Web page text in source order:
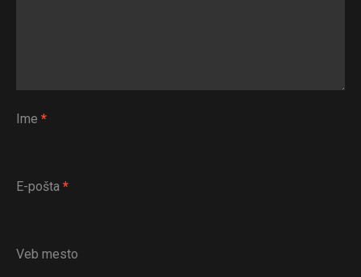
Ime *
E-pošta *
Veb mesto